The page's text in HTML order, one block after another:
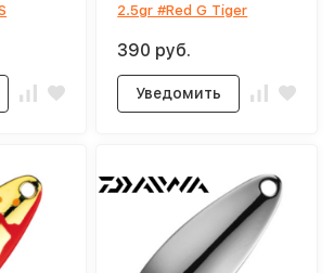
2.5gr #Red G Tiger
390 руб.
Уведомить